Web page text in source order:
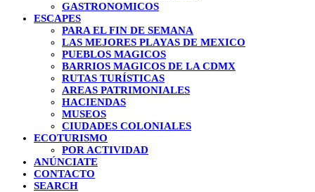
GASTRONOMICOS
ESCAPES
PARA EL FIN DE SEMANA
LAS MEJORES PLAYAS DE MEXICO
PUEBLOS MAGICOS
BARRIOS MAGICOS DE LA CDMX
RUTAS TURÍSTICAS
AREAS PATRIMONIALES
HACIENDAS
MUSEOS
CIUDADES COLONIALES
ECOTURISMO
POR ACTIVIDAD
ANÚNCIATE
CONTACTO
SEARCH